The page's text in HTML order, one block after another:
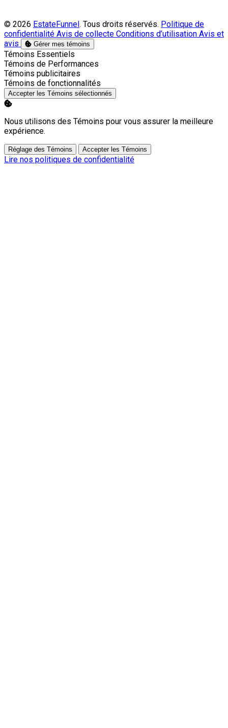
© 2026 EstateFunnel. Tous droits réservés. Politique de
confidentialité Avis de collecte Conditions d’utilisation Avis et
avis
Gérer mes témoins
Activer
Témoins Essentiels
Activer
Témoins de Performances
Activer
Témoins publicitaires
Activer
Témoins de fonctionnalités
Accepter les Témoins sélectionnés
Nous utilisons des Témoins pour vous assurer la meilleure
expérience.
Réglage des Témoins Accepter les Témoins
Lire nos politiques de confidentialité